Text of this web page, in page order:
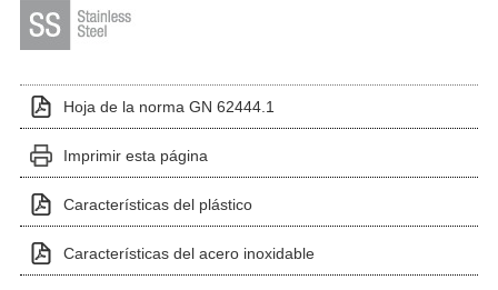
Hoja de la norma GN 62444.1
Imprimir esta página
Características del plástico
Características del acero inoxidable